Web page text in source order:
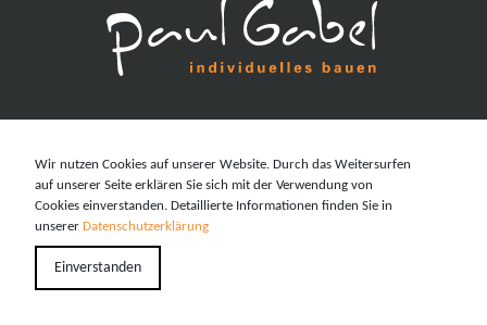
Wir nutzen Cookies auf unserer Website. Durch das Weitersurfen
auf unserer Seite erklären Sie sich mit der Verwendung von
Cookies einverstanden. Detaillierte Informationen finden Sie in
unserer Datenschutzerklärung
Einverstanden